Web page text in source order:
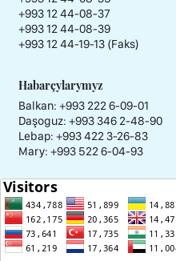
+993 12 44-08-37
+993 12 44-08-39
+993 12 44-19-13 (Faks)
Habarçylarymyz
Balkan: +993 222 6-09-01
Daşoguz: +993 346 2-48-90
Lebap: +993 422 3-26-83
Mary: +993 522 6-04-93